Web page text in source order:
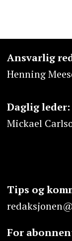
Ansvarlig
Henning
Daglig leder:
Mickael
Tips og
For